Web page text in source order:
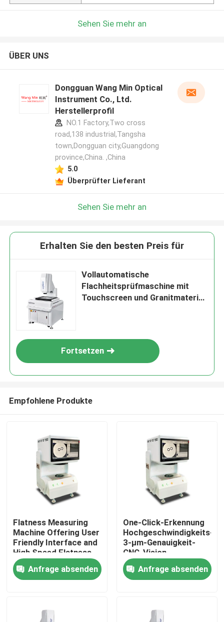
Zu Hause
Videos
Sehen Sie mehr an
ÜBER UNS
Dongguan Wang Min Optical
Instrument Co., Ltd.
Herstellerprofil
NO.1 Factory,Two cross
road,138 industrial,Tangsha
town,Dongguan city,Guangdong
province,China. ,China
5.0
Überprüfter Lieferant
Sehen Sie mehr an
Erhalten Sie den besten Preis für
Vollautomatische
Flachheitsprüfmaschine mit
Touchscreen und Granitmaterial
Fortsetzen
Empfohlene Produkte
Flatness Measuring
Machine Offering User
Friendly Interface and
High Speed Flatness
Measurement for
Enhanced Productivity
Anfrage absenden
One-Click-Erkennung
Hochgeschwindigkeits-
3-μm-Genauigkeit-
CNC-Vision-
Messmaschine für
automatische
optische Inspektion
Anfrage absenden